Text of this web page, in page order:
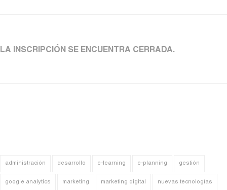
LA INSCRIPCIÓN SE ENCUENTRA CERRADA.
administración desarrollo e-learning e-planning gestión
google analytics marketing marketing digital nuevas tecnologías